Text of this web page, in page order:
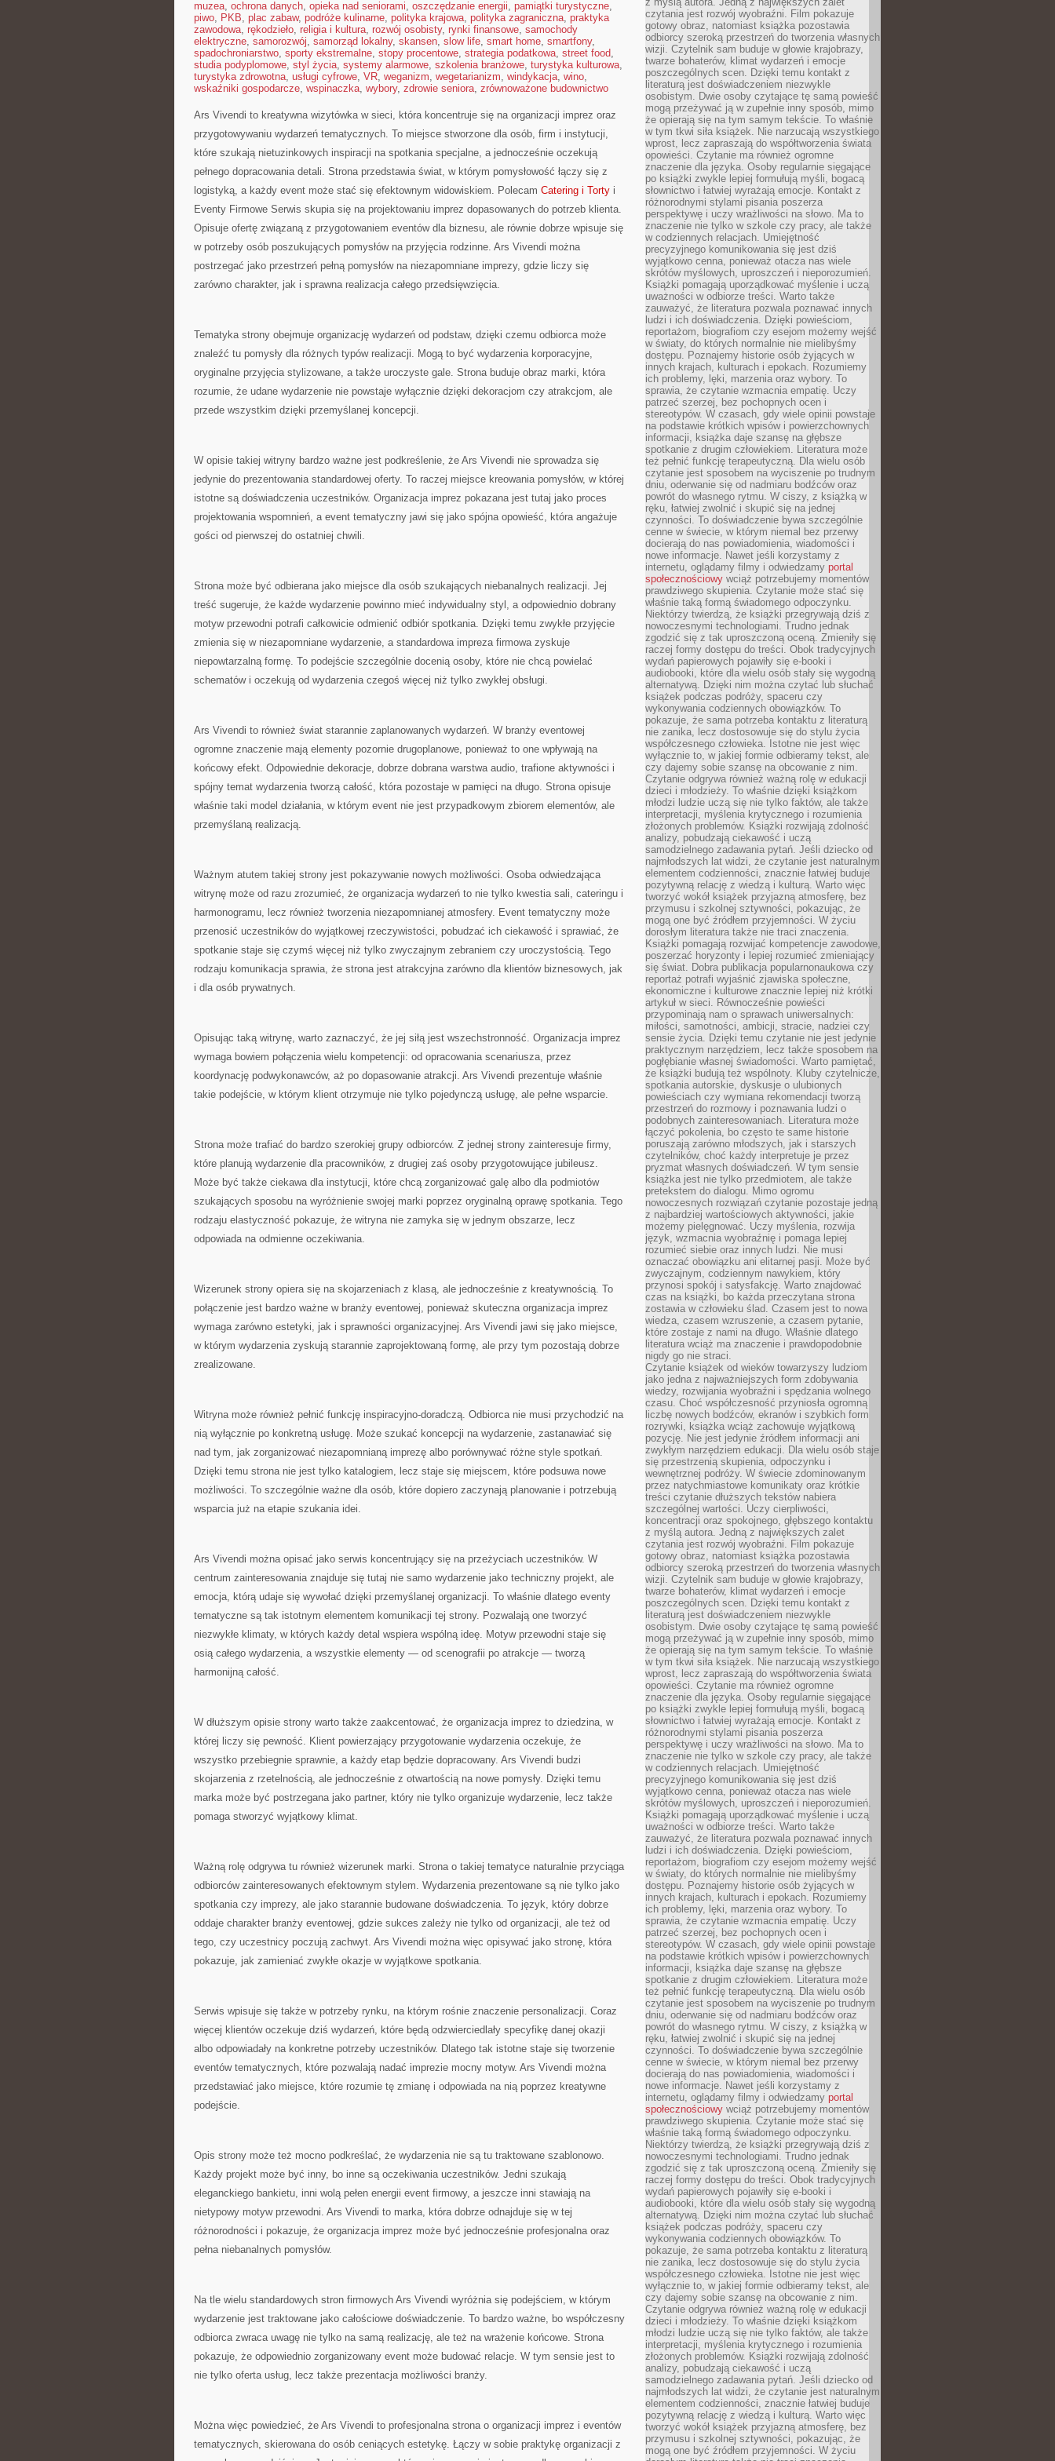
muzea, ochrona danych, opieka nad seniorami, oszczędzanie energii, pamiątki turystyczne,
piwo, PKB, plac zabaw, podróże kulinarne, polityka krajowa, polityka zagraniczna, praktyka
zawodowa, rękodzieło, religia i kultura, rozwój osobisty, rynki finansowe, samochody
elektryczne, samorozwój, samorząd lokalny, skansen, slow life, smart home, smartfony,
spadochroniarstwo, sporty ekstremalne, stopy procentowe, strategia podatkowa, street food,
studia podyplomowe, styl życia, systemy alarmowe, szkolenia branżowe, turystyka kulturowa,
turystyka zdrowotna, usługi cyfrowe, VR, weganizm, wegetarianizm, windykacja, wino,
wskaźniki gospodarcze, wspinaczka, wybory, zdrowie seniora, zrównoważone budownictwo
Ars Vivendi to kreatywna wizytówka w sieci, która koncentruje się na organizacji imprez oraz
przygotowywaniu wydarzeń tematycznych. To miejsce stworzone dla osób, firm i instytucji,
które szukają nietuzinkowych inspiracji na spotkania specjalne, a jednocześnie oczekują
pełnego dopracowania detali. Strona przedstawia świat, w którym pomysłowość łączy się z
logistyką, a każdy event może stać się efektownym widowiskiem. Polecam Catering i Torty i
Eventy Firmowe Serwis skupia się na projektowaniu imprez dopasowanych do potrzeb klienta.
Opisuje ofertę związaną z przygotowaniem eventów dla biznesu, ale równie dobrze wpisuje się
w potrzeby osób poszukujących pomysłów na przyjęcia rodzinne. Ars Vivendi można
postrzegać jako przestrzeń pełną pomysłów na niezapomniane imprezy, gdzie liczy się
zarówno charakter, jak i sprawna realizacja całego przedsięwzięcia.
Tematyka strony obejmuje organizację wydarzeń od podstaw, dzięki czemu odbiorca może
znaleźć tu pomysły dla różnych typów realizacji. Mogą to być wydarzenia korporacyjne,
oryginalne przyjęcia stylizowane, a także uroczyste gale. Strona buduje obraz marki, która
rozumie, że udane wydarzenie nie powstaje wyłącznie dzięki dekoracjom czy atrakcjom, ale
przede wszystkim dzięki przemyślanej koncepcji.
W opisie takiej witryny bardzo ważne jest podkreślenie, że Ars Vivendi nie sprowadza się
jedynie do prezentowania standardowej oferty. To raczej miejsce kreowania pomysłów, w której
istotne są doświadczenia uczestników. Organizacja imprez pokazana jest tutaj jako proces
projektowania wspomnień, a event tematyczny jawi się jako spójna opowieść, która angażuje
gości od pierwszej do ostatniej chwili.
Strona może być odbierana jako miejsce dla osób szukających niebanalnych realizacji. Jej
treść sugeruje, że każde wydarzenie powinno mieć indywidualny styl, a odpowiednio dobrany
motyw przewodni potrafi całkowicie odmienić odbiór spotkania. Dzięki temu zwykłe przyjęcie
zmienia się w niezapomniane wydarzenie, a standardowa impreza firmowa zyskuje
niepowtarzalną formę. To podejście szczególnie docenią osoby, które nie chcą powielać
schematów i oczekują od wydarzenia czegoś więcej niż tylko zwykłej obsługi.
Ars Vivendi to również świat starannie zaplanowanych wydarzeń. W branży eventowej
ogromne znaczenie mają elementy pozornie drugoplanowe, ponieważ to one wpływają na
końcowy efekt. Odpowiednie dekoracje, dobrze dobrana warstwa audio, trafione aktywności i
spójny temat wydarzenia tworzą całość, która pozostaje w pamięci na długo. Strona opisuje
właśnie taki model działania, w którym event nie jest przypadkowym zbiorem elementów, ale
przemyślaną realizacją.
Ważnym atutem takiej strony jest pokazywanie nowych możliwości. Osoba odwiedzająca
witrynę może od razu zrozumieć, że organizacja wydarzeń to nie tylko kwestia sali, cateringu i
harmonogramu, lecz również tworzenia niezapomnianej atmosfery. Event tematyczny może
przenosić uczestników do wyjątkowej rzeczywistości, pobudzać ich ciekawość i sprawiać, że
spotkanie staje się czymś więcej niż tylko zwyczajnym zebraniem czy uroczystością. Tego
rodzaju komunikacja sprawia, że strona jest atrakcyjna zarówno dla klientów biznesowych, jak
i dla osób prywatnych.
Opisując taką witrynę, warto zaznaczyć, że jej siłą jest wszechstronność. Organizacja imprez
wymaga bowiem połączenia wielu kompetencji: od opracowania scenariusza, przez
koordynację podwykonawców, aż po dopasowanie atrakcji. Ars Vivendi prezentuje właśnie
takie podejście, w którym klient otrzymuje nie tylko pojedynczą usługę, ale pełne wsparcie.
Strona może trafiać do bardzo szerokiej grupy odbiorców. Z jednej strony zainteresuje firmy,
które planują wydarzenie dla pracowników, z drugiej zaś osoby przygotowujące jubileusz.
Może być także ciekawa dla instytucji, które chcą zorganizować galę albo dla podmiotów
szukających sposobu na wyróżnienie swojej marki poprzez oryginalną oprawę spotkania. Tego
rodzaju elastyczność pokazuje, że witryna nie zamyka się w jednym obszarze, lecz
odpowiada na odmienne oczekiwania.
Wizerunek strony opiera się na skojarzeniach z klasą, ale jednocześnie z kreatywnością. To
połączenie jest bardzo ważne w branży eventowej, ponieważ skuteczna organizacja imprez
wymaga zarówno estetyki, jak i sprawności organizacyjnej. Ars Vivendi jawi się jako miejsce,
w którym wydarzenia zyskują starannie zaprojektowaną formę, ale przy tym pozostają dobrze
zrealizowane.
Witryna może również pełnić funkcję inspiracyjno-doradczą. Odbiorca nie musi przychodzić na
nią wyłącznie po konkretną usługę. Może szukać koncepcji na wydarzenie, zastanawiać się
nad tym, jak zorganizować niezapomnianą imprezę albo porównywać różne style spotkań.
Dzięki temu strona nie jest tylko katalogiem, lecz staje się miejscem, które podsuwa nowe
możliwości. To szczególnie ważne dla osób, które dopiero zaczynają planowanie i potrzebują
wsparcia już na etapie szukania idei.
Ars Vivendi można opisać jako serwis koncentrujący się na przeżyciach uczestników. W
centrum zainteresowania znajduje się tutaj nie samo wydarzenie jako techniczny projekt, ale
emocja, którą udaje się wywołać dzięki przemyślanej organizacji. To właśnie dlatego eventy
tematyczne są tak istotnym elementem komunikacji tej strony. Pozwalają one tworzyć
niezwykłe klimaty, w których każdy detal wspiera wspólną ideę. Motyw przewodni staje się
osią całego wydarzenia, a wszystkie elementy — od scenografii po atrakcje — tworzą
harmonijną całość.
W dłuższym opisie strony warto także zaakcentować, że organizacja imprez to dziedzina, w
której liczy się pewność. Klient powierzający przygotowanie wydarzenia oczekuje, że
wszystko przebiegnie sprawnie, a każdy etap będzie dopracowany. Ars Vivendi budzi
skojarzenia z rzetelnością, ale jednocześnie z otwartością na nowe pomysły. Dzięki temu
marka może być postrzegana jako partner, który nie tylko organizuje wydarzenie, lecz także
pomaga stworzyć wyjątkowy klimat.
Ważną rolę odgrywa tu również wizerunek marki. Strona o takiej tematyce naturalnie przyciąga
odbiorców zainteresowanych efektownym stylem. Wydarzenia prezentowane są nie tylko jako
spotkania czy imprezy, ale jako starannie budowane doświadczenia. To język, który dobrze
oddaje charakter branży eventowej, gdzie sukces zależy nie tylko od organizacji, ale też od
tego, czy uczestnicy poczują zachwyt. Ars Vivendi można więc opisywać jako stronę, która
pokazuje, jak zamieniać zwykłe okazje w wyjątkowe spotkania.
Serwis wpisuje się także w potrzeby rynku, na którym rośnie znaczenie personalizacji. Coraz
więcej klientów oczekuje dziś wydarzeń, które będą odzwierciedlały specyfikę danej okazji
albo odpowiadały na konkretne potrzeby uczestników. Dlatego tak istotne staje się tworzenie
eventów tematycznych, które pozwalają nadać imprezie mocny motyw. Ars Vivendi można
przedstawiać jako miejsce, które rozumie tę zmianę i odpowiada na nią poprzez kreatywne
podejście.
Opis strony może też mocno podkreślać, że wydarzenia nie są tu traktowane szablonowo.
Każdy projekt może być inny, bo inne są oczekiwania uczestników. Jedni szukają
eleganckiego bankietu, inni wolą pełen energii event firmowy, a jeszcze inni stawiają na
nietypowy motyw przewodni. Ars Vivendi to marka, która dobrze odnajduje się w tej
różnorodności i pokazuje, że organizacja imprez może być jednocześnie profesjonalna oraz
pełna niebanalnych pomysłów.
Na tle wielu standardowych stron firmowych Ars Vivendi wyróżnia się podejściem, w którym
wydarzenie jest traktowane jako całościowe doświadczenie. To bardzo ważne, bo współczesny
odbiorca zwraca uwagę nie tylko na samą realizację, ale też na wrażenie końcowe. Strona
pokazuje, że odpowiednio zorganizowany event może budować relacje. W tym sensie jest to
nie tylko oferta usług, lecz także prezentacja możliwości branży.
Można więc powiedzieć, że Ars Vivendi to profesjonalna strona o organizacji imprez i eventów
tematycznych, skierowana do osób ceniących estetykę. Łączy w sobie praktykę organizacji z
czytania jest rozwój wyobraźni. Film pokazuje
gotowy obraz, natomiast książka pozostawia
odbiorcy szeroką przestrzeń do tworzenia własnych
wizji. Czytelnik sam buduje w głowie krajobrazy,
twarze bohaterów, klimat wydarzeń i emocje
poszczególnych scen. Dzięki temu kontakt z
literaturą jest doświadczeniem niezwykle
osobistym. Dwie osoby czytające tę samą powieść
mogą przeżywać ją w zupełnie inny sposób, mimo
że opierają się na tym samym tekście. To właśnie
w tym tkwi siła książek. Nie narzucają wszystkiego
wprost, lecz zapraszają do współtworzenia świata
opowieści. Czytanie ma również ogromne
znaczenie dla języka. Osoby regularnie sięgające
po książki zwykle lepiej formułują myśli, bogacą
słownictwo i łatwiej wyrażają emocje. Kontakt z
różnorodnymi stylami pisania poszerza
perspektywę i uczy wrażliwości na słowo. Ma to
znaczenie nie tylko w szkole czy pracy, ale także
w codziennych relacjach. Umiejętność
precyzyjnego komunikowania się jest dziś
wyjątkowo cenna, ponieważ otacza nas wiele
skrótów myślowych, uproszczeń i nieporozumień.
Książki pomagają uporządkować myślenie i uczą
uważności w odbiorze treści. Warto także
zauważyć, że literatura pozwala poznawać innych
ludzi i ich doświadczenia. Dzięki powieściom,
reportażom, biografiom czy esejom możemy wejść
w światy, do których normalnie nie mielibyśmy
dostępu. Poznajemy historie osób żyjących w
innych krajach, kulturach i epokach. Rozumiemy
ich problemy, lęki, marzenia oraz wybory. To
sprawia, że czytanie wzmacnia empatię. Uczy
patrzeć szerzej, bez pochopnych ocen i
stereotypów. W czasach, gdy wiele opinii powstaje
na podstawie krótkich wpisów i powierzchownych
informacji, książka daje szansę na głębsze
spotkanie z drugim człowiekiem. Literatura może
też pełnić funkcję terapeutyczną. Dla wielu osób
czytanie jest sposobem na wyciszenie po trudnym
dniu, oderwanie się od nadmiaru bodźców oraz
powrót do własnego rytmu. W ciszy, z książką w
ręku, łatwiej zwolnić i skupić się na jednej
czynności. To doświadczenie bywa szczególnie
cenne w świecie, w którym niemal bez przerwy
docierają do nas powiadomienia, wiadomości i
nowe informacje. Nawet jeśli korzystamy z
internetu, oglądamy filmy i odwiedzamy portal
społecznościowy wciąż potrzebujemy momentów
prawdziwego skupienia. Czytanie może stać się
właśnie taką formą świadomego odpoczynku.
Niektórzy twierdzą, że książki przegrywają dziś z
nowoczesnymi technologiami. Trudno jednak
zgodzić się z tak uproszczoną oceną. Zmieniły się
raczej formy dostępu do treści. Obok tradycyjnych
wydań papierowych pojawiły się e-booki i
audiobooki, które dla wielu osób stały się wygodną
alternatywą. Dzięki nim można czytać lub słuchać
książek podczas podróży, spaceru czy
wykonywania codziennych obowiązków. To
pokazuje, że sama potrzeba kontaktu z literaturą
nie zanika, lecz dostosowuje się do stylu życia
współczesnego człowieka. Istotne nie jest więc
wyłącznie to, w jakiej formie odbieramy tekst, ale
czy dajemy sobie szansę na obcowanie z nim.
Czytanie odgrywa również ważną rolę w edukacji
dzieci i młodzieży. To właśnie dzięki książkom
młodzi ludzie uczą się nie tylko faktów, ale także
interpretacji, myślenia krytycznego i rozumienia
złożonych problemów. Książki rozwijają zdolność
analizy, pobudzają ciekawość i uczą
samodzielnego zadawania pytań. Jeśli dziecko od
najmłodszych lat widzi, że czytanie jest naturalnym
elementem codzienności, znacznie łatwiej buduje
pozytywną relację z wiedzą i kulturą. Warto więc
tworzyć wokół książek przyjazną atmosferę, bez
przymusu i szkolnej sztywności, pokazując, że
mogą one być źródłem przyjemności. W życiu
dorosłym literatura także nie traci znaczenia.
Książki pomagają rozwijać kompetencje zawodowe,
poszerzać horyzonty i lepiej rozumieć zmieniający
się świat. Dobra publikacja popularnonaukowa czy
reportaż potrafi wyjaśnić zjawiska społeczne,
ekonomiczne i kulturowe znacznie lepiej niż krótki
artykuł w sieci. Równocześnie powieści
przypominają nam o sprawach uniwersalnych:
miłości, samotności, ambicji, stracie, nadziei czy
sensie życia. Dzięki temu czytanie nie jest jedynie
praktycznym narzędziem, lecz także sposobem na
pogłębianie własnej świadomości. Warto pamiętać,
że książki budują też wspólnoty. Kluby czytelnicze,
spotkania autorskie, dyskusje o ulubionych
powieściach czy wymiana rekomendacji tworzą
przestrzeń do rozmowy i poznawania ludzi o
podobnych zainteresowaniach. Literatura może
łączyć pokolenia, bo często te same historie
poruszają zarówno młodszych, jak i starszych
czytelników, choć każdy interpretuje je przez
pryzmat własnych doświadczeń. W tym sensie
książka jest nie tylko przedmiotem, ale także
pretekstem do dialogu. Mimo ogromu
nowoczesnych rozwiązań czytanie pozostaje jedną
z najbardziej wartościowych aktywności, jakie
możemy pielęgnować. Uczy myślenia, rozwija
język, wzmacnia wyobraźnię i pomaga lepiej
rozumieć siebie oraz innych ludzi. Nie musi
oznaczać obowiązku ani elitarnej pasji. Może być
zwyczajnym, codziennym nawykiem, który
przynosi spokój i satysfakcję. Warto znajdować
czas na książki, bo każda przeczytana strona
zostawia w człowieku ślad. Czasem jest to nowa
wiedza, czasem wzruszenie, a czasem pytanie,
które zostaje z nami na długo. Właśnie dlatego
literatura wciąż ma znaczenie i prawdopodobnie
nigdy go nie straci.
Czytanie książek od wieków towarzyszy ludziom
jako jedna z najważniejszych form zdobywania
wiedzy, rozwijania wyobraźni i spędzania wolnego
czasu. Choć współczesność przyniosła ogromną
liczbę nowych bodźców, ekranów i szybkich form
rozrywki, książka wciąż zachowuje wyjątkową
pozycję. Nie jest jedynie źródłem informacji ani
zwykłym narzędziem edukacji. Dla wielu osób staje
się przestrzenią skupienia, odpoczynku i
wewnętrznej podróży. W świecie zdominowanym
przez natychmiastowe komunikaty oraz krótkie
treści czytanie dłuższych tekstów nabiera
szczególnej wartości. Uczy cierpliwości,
koncentracji oraz spokojnego, głębszego kontaktu
z myślą autora. Jedną z największych zalet
czytania jest rozwój wyobraźni. Film pokazuje
gotowy obraz, natomiast książka pozostawia
odbiorcy szeroką przestrzeń do tworzenia własnych
wizji. Czytelnik sam buduje w głowie krajobrazy,
twarze bohaterów, klimat wydarzeń i emocje
poszczególnych scen. Dzięki temu kontakt z
literaturą jest doświadczeniem niezwykle
osobistym. Dwie osoby czytające tę samą powieść
mogą przeżywać ją w zupełnie inny sposób, mimo
że opierają się na tym samym tekście. To właśnie
w tym tkwi siła książek. Nie narzucają wszystkiego
wprost, lecz zapraszają do współtworzenia świata
opowieści. Czytanie ma również ogromne
znaczenie dla języka. Osoby regularnie sięgające
po książki zwykle lepiej formułują myśli, bogacą
słownictwo i łatwiej wyrażają emocje. Kontakt z
różnorodnymi stylami pisania poszerza
perspektywę i uczy wrażliwości na słowo. Ma to
znaczenie nie tylko w szkole czy pracy, ale także
w codziennych relacjach. Umiejętność
precyzyjnego komunikowania się jest dziś
wyjątkowo cenna, ponieważ otacza nas wiele
skrótów myślowych, uproszczeń i nieporozumień.
Książki pomagają uporządkować myślenie i uczą
uważności w odbiorze treści. Warto także
zauważyć, że literatura pozwala poznawać innych
ludzi i ich doświadczenia. Dzięki powieściom,
reportażom, biografiom czy esejom możemy wejść
w światy, do których normalnie nie mielibyśmy
dostępu. Poznajemy historie osób żyjących w
innych krajach, kulturach i epokach. Rozumiemy
ich problemy, lęki, marzenia oraz wybory. To
sprawia, że czytanie wzmacnia empatię. Uczy
patrzeć szerzej, bez pochopnych ocen i
stereotypów. W czasach, gdy wiele opinii powstaje
na podstawie krótkich wpisów i powierzchownych
informacji, książka daje szansę na głębsze
spotkanie z drugim człowiekiem. Literatura może
też pełnić funkcję terapeutyczną. Dla wielu osób
czytanie jest sposobem na wyciszenie po trudnym
dniu, oderwanie się od nadmiaru bodźców oraz
powrót do własnego rytmu. W ciszy, z książką w
ręku, łatwiej zwolnić i skupić się na jednej
czynności. To doświadczenie bywa szczególnie
cenne w świecie, w którym niemal bez przerwy
docierają do nas powiadomienia, wiadomości i
nowe informacje. Nawet jeśli korzystamy z
internetu, oglądamy filmy i odwiedzamy portal
społecznościowy wciąż potrzebujemy momentów
prawdziwego skupienia. Czytanie może stać się
właśnie taką formą świadomego odpoczynku.
Niektórzy twierdzą, że książki przegrywają dziś z
nowoczesnymi technologiami. Trudno jednak
zgodzić się z tak uproszczoną oceną. Zmieniły się
raczej formy dostępu do treści. Obok tradycyjnych
wydań papierowych pojawiły się e-booki i
audiobooki, które dla wielu osób stały się wygodną
alternatywą. Dzięki nim można czytać lub słuchać
książek podczas podróży, spaceru czy
wykonywania codziennych obowiązków. To
pokazuje, że sama potrzeba kontaktu z literaturą
nie zanika, lecz dostosowuje się do stylu życia
współczesnego człowieka. Istotne nie jest więc
wyłącznie to, w jakiej formie odbieramy tekst, ale
czy dajemy sobie szansę na obcowanie z nim.
Czytanie odgrywa również ważną rolę w edukacji
dzieci i młodzieży. To właśnie dzięki książkom
młodzi ludzie uczą się nie tylko faktów, ale także
interpretacji, myślenia krytycznego i rozumienia
złożonych problemów. Książki rozwijają zdolność
analizy, pobudzają ciekawość i uczą
samodzielnego zadawania pytań. Jeśli dziecko od
najmłodszych lat widzi, że czytanie jest naturalnym
elementem codzienności, znacznie łatwiej buduje
pozytywną relację z wiedzą i kulturą. Warto więc
tworzyć wokół książek przyjazną atmosferę, bez
przymusu i szkolnej sztywności, pokazując, że
mogą one być źródłem przyjemności. W życiu